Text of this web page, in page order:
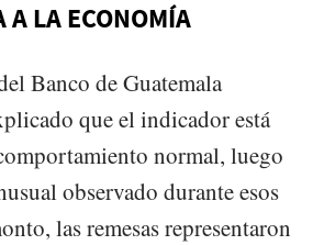
A LA ECONOMÍA
Banco de Guatemala
que el indicador está
normal, luego
observado durante esos
las remesas representaron